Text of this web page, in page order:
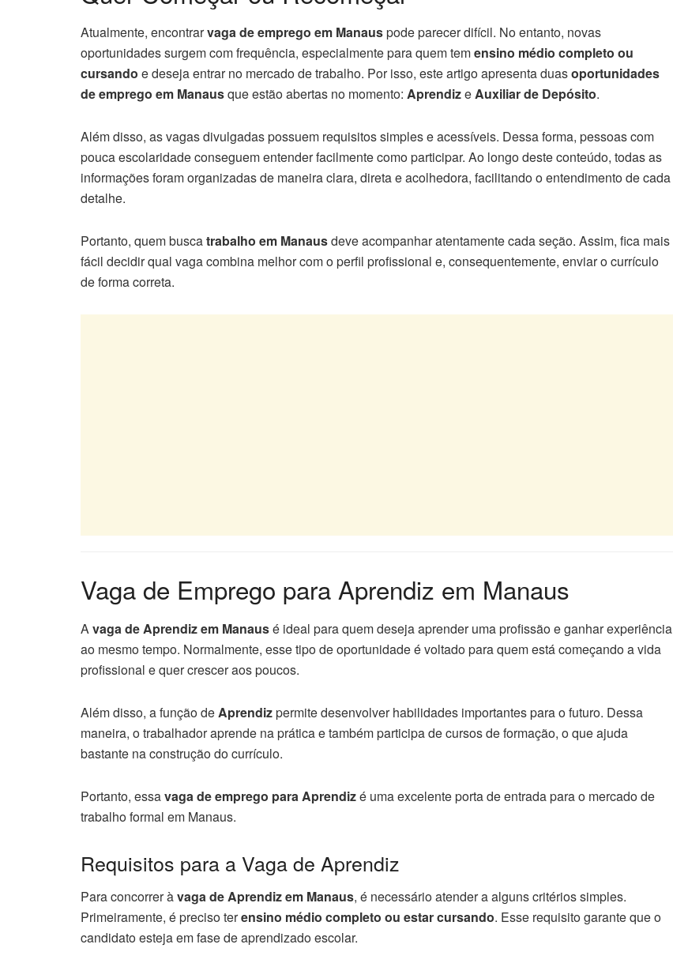
Atualmente, encontrarvaga de emprego em Manauspode parecer difícil. No entanto, novas
oportunidades surgem com frequência, especialmente para quem temensino médio completo ou
cursando e deseja entrar no mercado de trabalho. Por isso, este artigo apresenta duasoportunidades
de emprego em Manausque estão abertas no momento: AprendizeAuxiliar de Depósito.
Além disso, as vagas divulgadas possuem requisitos simples e acessíveis. Dessa forma, pessoas com
pouca escolaridade conseguem entender facilmente como participar. Ao longo deste conteúdo, todas as
informações foram organizadas de maneira clara, direta e acolhedora, facilitando o entendimento de cada
detalhe.
Portanto, quem buscatrabalho em Manausdeve acompanhar atentamente cada seção. Assim, fica mais
fácil decidir qual vaga combina melhor com o perfil profissional e, consequentemente, enviar o currículo
de forma correta.
Vaga de Emprego para Aprendiz em Manaus
Avaga de Aprendiz em Manausé ideal para quem deseja aprender uma profissão e ganhar experiência
ao mesmo tempo. Normalmente, esse tipo de oportunidade é voltado para quem está começando a vida
profissional e quer crescer aos poucos.
Além disso, a função deAprendizpermite desenvolver habilidades importantes para o futuro. Dessa
maneira, o trabalhador aprende na prática e também participa de cursos de formação, o que ajuda
bastante na construção do currículo.
Portanto, essavaga de emprego para Aprendizé uma excelente porta de entrada para o mercado de
trabalho formal em Manaus.
Requisitos para a Vaga de Aprendiz
Para concorrer àvaga de Aprendiz em Manaus, é necessário atender a alguns critérios simples.
Primeiramente, é preciso terensino médio completo ou estar cursando. Esse requisito garante que o
candidato esteja em fase de aprendizado escolar.